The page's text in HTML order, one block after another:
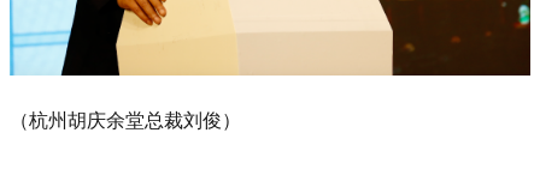
（杭州胡庆余堂总裁刘俊）